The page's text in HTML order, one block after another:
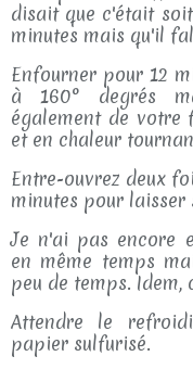
disait que c'était
minutes mais qu'il
Enfourner pour 12
à 160° degrés
également de votre
et en chaleur
Entre-ouvrez deux
minutes pour laisser
Je n'ai pas encore
en même temps
peu de temps. Idem,
Attendre le
papier sulfurisé.